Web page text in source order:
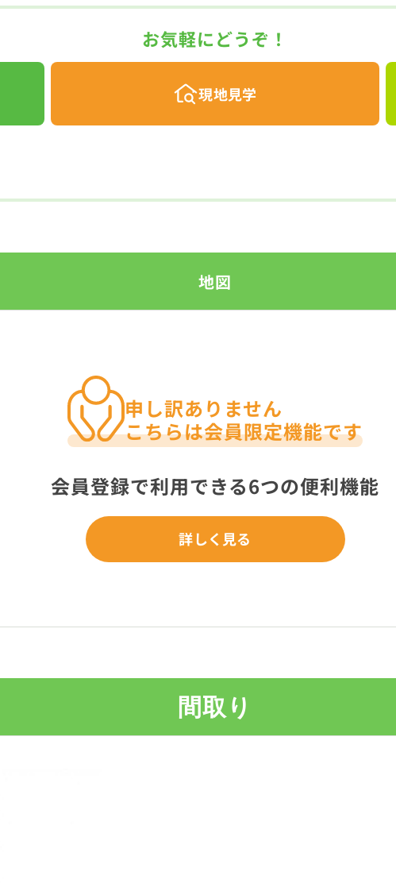
お気軽にどうぞ！
現地見学
地図
申し訳ありません
こちらは会員限定機能です
会員登録で利用できる6つの便利機能
詳しく見る
間取り